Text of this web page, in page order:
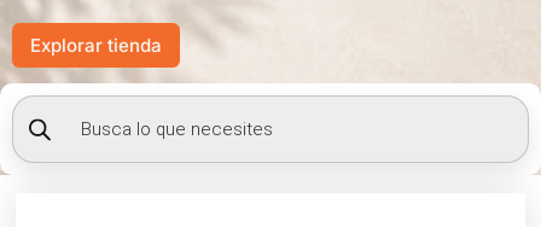
Explorar tienda
Búsqueda
de
productos